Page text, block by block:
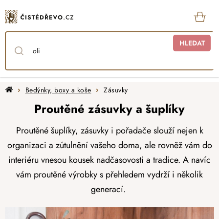
na
obsah
HLEDAT
DomůBedýnky, boxy a koše Zásuvky
Proutěné zásuvky a šuplíky
Proutěné šuplíky, zásuvky i pořadače slouží nejen k
organizaci a zútulnění vašeho doma, ale rovněž vám do
interiéru vnesou kousek nadčasovosti a tradice. A navíc
vám proutěné výrobky s přehledem vydrží i několik
generací.